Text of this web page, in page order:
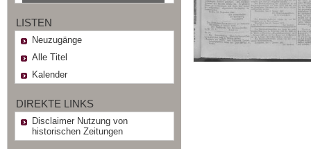
LISTEN
Neuzugänge
Alle Titel
Kalender
DIREKTE LINKS
Disclaimer Nutzung von
historischen Zeitungen